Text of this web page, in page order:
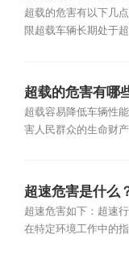
超载的危害有以下几
限超载车辆长期处于
超载的危害有哪
超载容易降低车辆性
害人民群众的生命财
超速危害是什么
超速危害如下：超速
在特定环境工作中的